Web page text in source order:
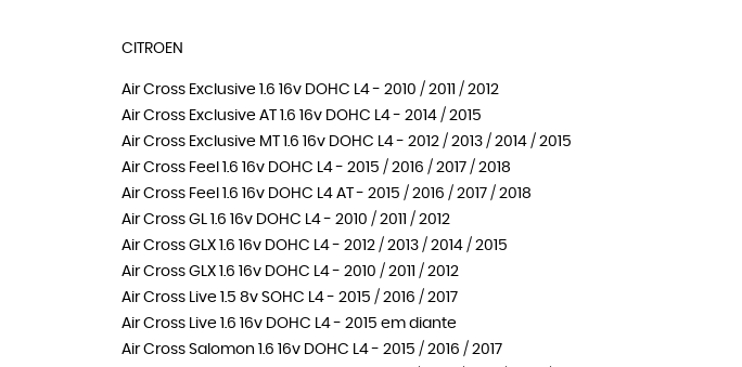
CITROEN
Air Cross Exclusive 1.6 16v DOHC L4 - 2010 / 2011 / 2012
Air Cross Exclusive AT 1.6 16v DOHC L4 - 2014 / 2015
Air Cross Exclusive MT 1.6 16v DOHC L4 - 2012 / 2013 / 2014 / 2015
Air Cross Feel 1.6 16v DOHC L4 - 2015 / 2016 / 2017 / 2018
Air Cross Feel 1.6 16v DOHC L4 AT - 2015 / 2016 / 2017 / 2018
Air Cross GL 1.6 16v DOHC L4 - 2010 / 2011 / 2012
Air Cross GLX 1.6 16v DOHC L4 - 2012 / 2013 / 2014 / 2015
Air Cross GLX 1.6 16v DOHC L4 - 2010 / 2011 / 2012
Air Cross Live 1.5 8v SOHC L4 - 2015 / 2016 / 2017
Air Cross Live 1.6 16v DOHC L4 - 2015 em diante
Air Cross Salomon 1.6 16v DOHC L4 - 2015 / 2016 / 2017